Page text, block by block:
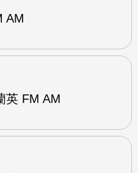
AM
英 FM AM